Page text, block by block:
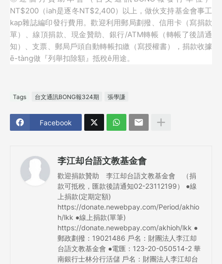
NT$200（iah是逐冬NT$2,400）以上，做伙支持基金會事工
kap雜誌編印發行費用。歡迎利用郵局劃撥、信用卡（寫捐款
單）、線頂捐款、現金贊助、銀行/ATM轉帳（轉帳了後請通
知）、支票、郵局戶頭自動轉帳扣繳（寫授權書），捐款收據
ē-tàng做『列舉扣除額』抵稅ê用途。
Tags 台文通訊BONG報324期 張學謙
Facebook
李江却台語文教基金會
歡迎捐款贊助 李江却台語文教基金會 （捐
款可抵稅，匯款後請通知02-23112199） ●線
上捐款(定期定額)
https://donate.newebpay.com/Period/akhio
h/lkk ●線上捐款(單筆)
https://donate.newebpay.com/akhioh/lkk ●
郵政劃撥：19021486 戶名：財團法人李江却
台語文教基金會 ●電匯：123-20-050514-2 華
南銀行士林分行活儲 戶名：財團法人李江却台